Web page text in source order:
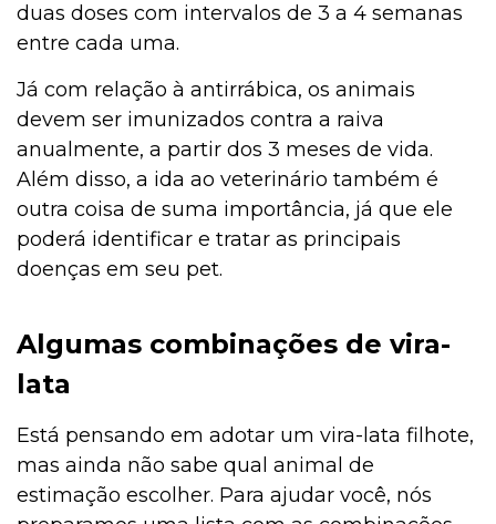
duas doses com intervalos de 3 a 4 semanas
entre cada uma.
Já com relação à antirrábica, os animais
devem ser imunizados contra a raiva
anualmente, a partir dos 3 meses de vida.
Além disso, a ida ao veterinário também é
outra coisa de suma importância, já que ele
poderá identificar e tratar as principais
doenças em seu pet.
Algumas combinações de vira-
lata
Está pensando em adotar um vira-lata filhote,
mas ainda não sabe qual animal de
estimação escolher. Para ajudar você, nós